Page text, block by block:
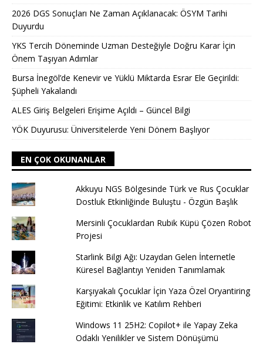
2026 DGS Sonuçları Ne Zaman Açıklanacak: ÖSYM Tarihi
Duyurdu
YKS Tercih Döneminde Uzman Desteğiyle Doğru Karar İçin
Önem Taşıyan Adımlar
Bursa İnegöl’de Kenevir ve Yüklü Miktarda Esrar Ele Geçirildi:
Şüpheli Yakalandı
ALES Giriş Belgeleri Erişime Açıldı – Güncel Bilgi
YÖK Duyurusu: Üniversitelerde Yeni Dönem Başlıyor
EN ÇOK OKUNANLAR
Akkuyu NGS Bölgesinde Türk ve Rus Çocuklar
Dostluk Etkinliğinde Buluştu - Özgün Başlık
Mersinli Çocuklardan Rubik Küpü Çözen Robot
Projesi
Starlink Bilgi Ağı: Uzaydan Gelen İnternetle
Küresel Bağlantıyı Yeniden Tanımlamak
Karşıyakalı Çocuklar İçin Yaza Özel Oryantiring
Eğitimi: Etkinlik ve Katılım Rehberi
Windows 11 25H2: Copilot+ ile Yapay Zeka
Odaklı Yenilikler ve Sistem Dönüşümü